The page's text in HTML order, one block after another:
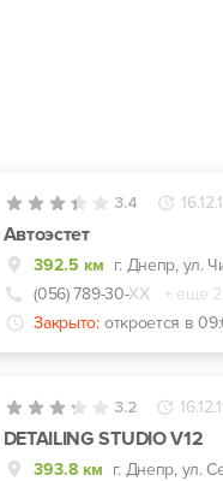
3.4
Автоэстет
392.5 км г. Днепр, ул.
(056) 789-30-ХХ
+ еще 2
Закрыто: откроется в
3.2
DETAILING STUDIO V12
393.8 км г. Днепр, ул.